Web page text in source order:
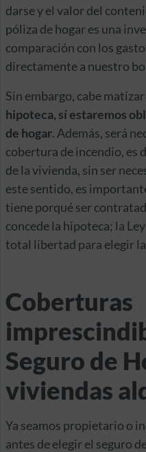
darse y el valor del
póliza de hogar es una
comparación con los
directamente a nuestro
Sin embargo, cabe
hipoteca, sí estaremos
de hogar. Además, será
cobertura de incendio, es
de la vivienda, sin ser
este sentido, es
tiene porqué ser
concede la hipoteca; la
total libertad para elegir
Coberturas
Seguro de
viviendas
Ya seamos propietario o
antes de elegir el seguro